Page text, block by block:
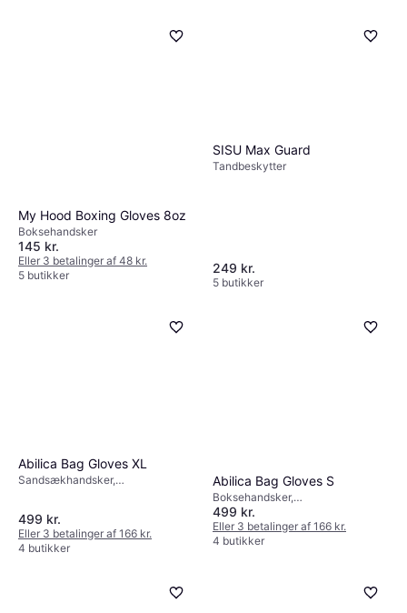
My Hood Boxing Gloves 8oz
Boksehandsker
145 kr.
Eller 3 betalinger af 48 kr.
5 butikker
SISU Max Guard
Tandbeskytter
249 kr.
5 butikker
Abilica Bag Gloves XL
Sandsækhandsker,
499 kr.
Eller 3 betalinger af 166 kr.
4 butikker
Abilica Bag Gloves S
Boksehandsker,
Sandsækhandsker
499 kr.
Eller 3 betalinger af 166 kr.
4 butikker